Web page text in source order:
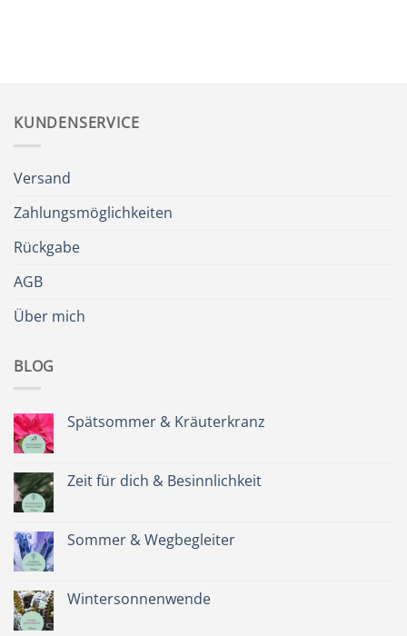
KUNDENSERVICE
Versand
Zahlungsmöglichkeiten
Rückgabe
AGB
Über mich
BLOG
Spätsommer & Kräuterkranz
Spätsommer
&
Zeit für dich & Besinnlichkeit
Zeit
für
Sommer & Wegbegleiter
Sommer
&
Wintersonnenwende